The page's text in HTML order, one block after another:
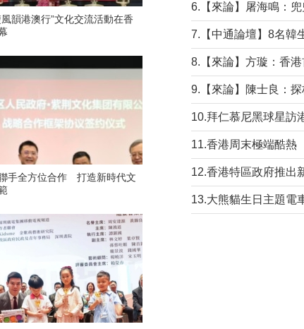
風韻港澳行”文化交流活動在香
手全方位合作 打造新時代文
10.拜仁慕尼黑球星
11.香港周末極端酷
13.大熊貓生日主題電